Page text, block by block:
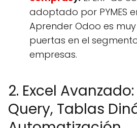
adoptado por PYMES
Aprender Odoo es
puertas en el
empresas.
2. Excel
Query, Tablas